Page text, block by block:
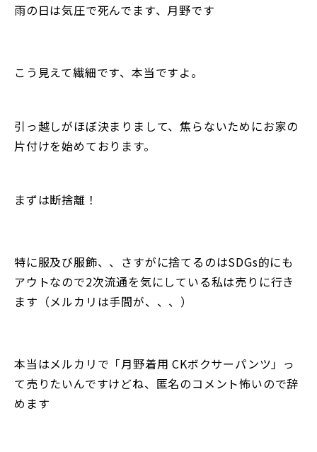
雨の日は気圧で死んでます、月野です
こう見えて繊細です、本当ですよ。
引っ越しがほぼ決まりまして、焦らないためにお家の
片付けを始めております。
まずは断捨離！
特に服及び服飾、、さすがに捨てるのはSDGs的にも
アウトなので2次流通を気にしている私は売りに行き
ます（メルカリは手間が、、、）
本当はメルカリで「月野着用 CKボクサーパンツ」っ
て売りたいんですけどね、匿名のコメント怖いので辞
めます